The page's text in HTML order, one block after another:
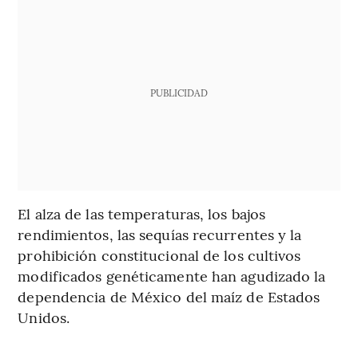
PUBLICIDAD
El alza de las temperaturas, los bajos
rendimientos, las sequías recurrentes y la
prohibición constitucional de los cultivos
modificados genéticamente han agudizado la
dependencia de México del maíz de Estados
Unidos.